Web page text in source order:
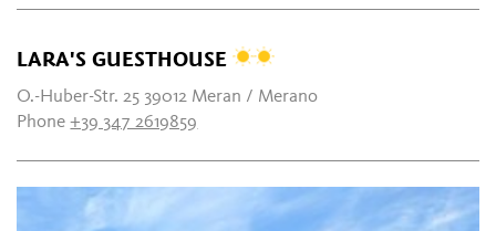
LARA'S GUESTHOUSE
O.-Huber-Str. 25 39012 Meran / Merano
Phone+39 347 2619859